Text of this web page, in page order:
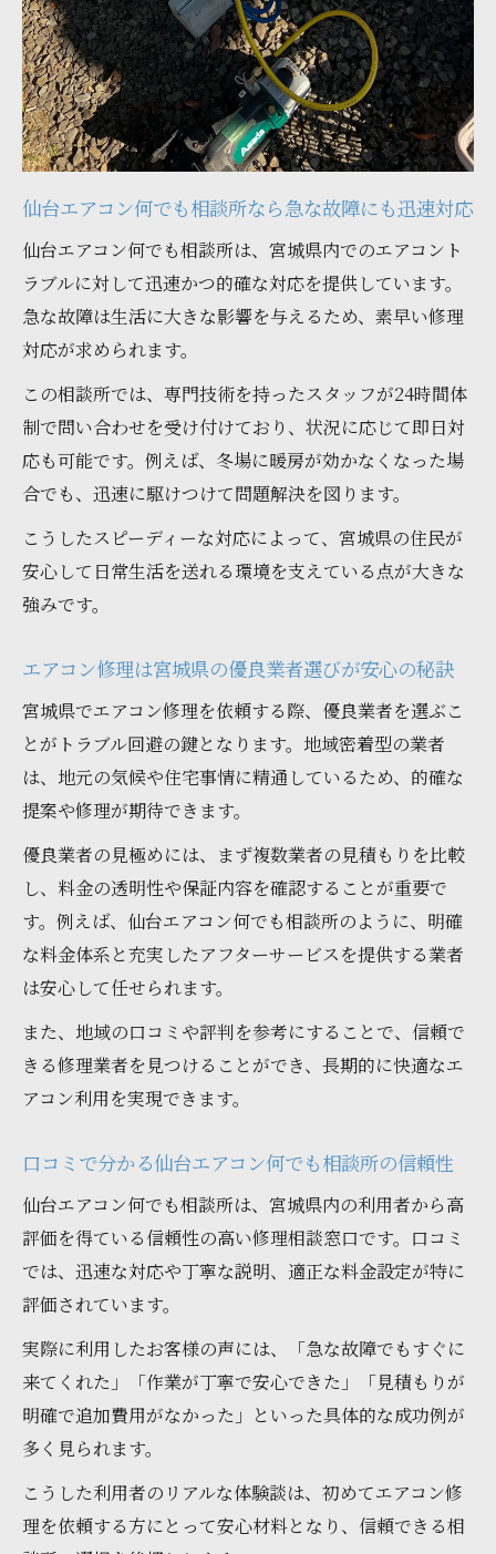
エアコン修理どこに頼むべきか迷ったら相
談所活用を
信頼重視なら仙台エアコン何でも相談所で業者
を選ぶ
仙台エアコン何でも相談所の選び方で失敗
める方法
口コミと評判から分かる優良業者の見分け
に注目
費用を抑えて安心修理を叶える依頼のコツ
宮城県でトラブル回避のために知っておきたい
仙台エアコン何でも相談所が伝える施工不
良の注意点
要性
基準
保証内容とアフターサービスを徹底チェッ
クしよう
方法
エアコントラブル発生時に適切な相談先を見極
める方法
仙台エアコン何でも相談所と他社の特徴を
エアコン修理センターや口コミ情報の活か
し方
コツ
仙台エアコン何でも相談所で納得できる修
理体験を
穴
仙台エアコン何でも相談所利用者のリアル
な声を紹介
穴
エアコン修理業者の保証内容を確認する重
仙台エアコン何でも相談所なら急な故障にも迅速対応
仙台エアコン何でも相談所は、宮城県内でのエアコント
ラブルに対して迅速かつ的確な対応を提供しています。
急な故障は生活に大きな影響を与えるため、素早い修理
対応が求められます。
この相談所では、専門技術を持ったスタッフが24時間体
制で問い合わせを受け付けており、状況に応じて即日対
応も可能です。例えば、冬場に暖房が効かなくなった場
合でも、迅速に駆けつけて問題解決を図ります。
こうしたスピーディーな対応によって、宮城県の住民が
安心して日常生活を送れる環境を支えている点が大きな
強みです。
エアコン修理は宮城県の優良業者選びが安心の秘訣
宮城県でエアコン修理を依頼する際、優良業者を選ぶこ
とがトラブル回避の鍵となります。地域密着型の業者
は、地元の気候や住宅事情に精通しているため、的確な
提案や修理が期待できます。
優良業者の見極めには、まず複数業者の見積もりを比較
し、料金の透明性や保証内容を確認することが重要で
す。例えば、仙台エアコン何でも相談所のように、明確
な料金体系と充実したアフターサービスを提供する業者
は安心して任せられます。
また、地域の口コミや評判を参考にすることで、信頼で
きる修理業者を見つけることができ、長期的に快適なエ
アコン利用を実現できます。
口コミで分かる仙台エアコン何でも相談所の信頼性
仙台エアコン何でも相談所は、宮城県内の利用者から高
評価を得ている信頼性の高い修理相談窓口です。口コミ
では、迅速な対応や丁寧な説明、適正な料金設定が特に
評価されています。
実際に利用したお客様の声には、「急な故障でもすぐに
来てくれた」「作業が丁寧で安心できた」「見積もりが
明確で追加費用がなかった」といった具体的な成功例が
多く見られます。
こうした利用者のリアルな体験談は、初めてエアコン修
理を依頼する方にとって安心材料となり、信頼できる相